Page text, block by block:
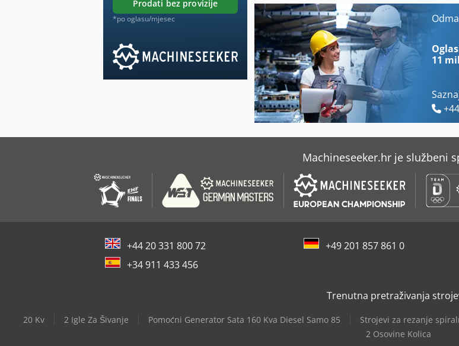
prodati bez provizije
*po oglasu/mjesec
Alup Hl
Compair 6000
Ingersoll
11
Machineseeker.hr je službeni
+44 20 331 800 72 +49 201 857 861 0
+34 911 433 456
Trenutna pretraživanja
20 Kv 2 Igle Za Šivanje Pomoćni Generator Sata 160 Kva Diesel Samo 85 Strojevi za rezanje
2 Osovine Kolica